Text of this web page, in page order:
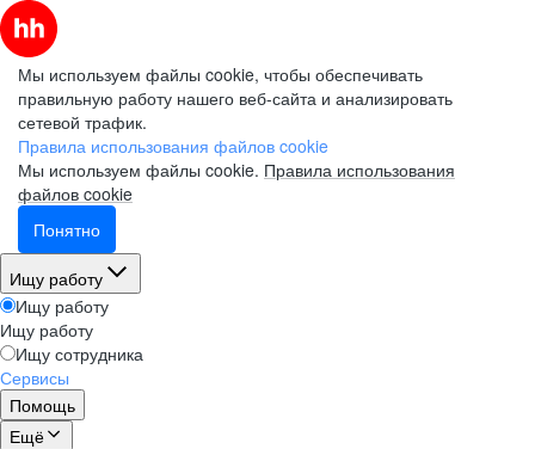
Мы используем файлы cookie, чтобы обеспечивать
правильную работу нашего веб-сайта и анализировать
сетевой трафик.
Правила использования файлов cookie
Мы используем файлы cookie. Правила использования
файлов cookie
Понятно
Ищу работу
Ищу работу
Ищу работу
Ищу сотрудника
Сервисы
Помощь
Ещё